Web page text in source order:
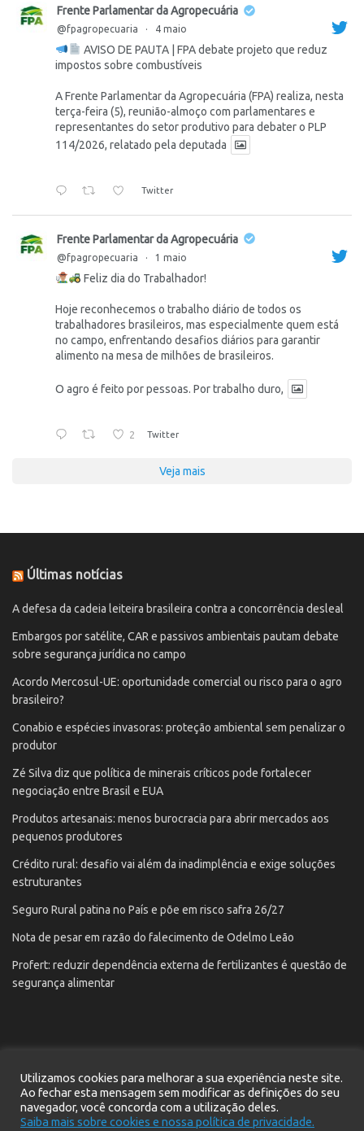
Frente Parlamentar da Agropecuária
@fpagropecuaria · 4 maio
AVISO DE PAUTA | FPA debate projeto que reduz
impostos sobre combustíveis
A Frente Parlamentar da Agropecuária (FPA) realiza, nesta
terça-feira (5), reunião-almoço com parlamentares e
representantes do setor produtivo para debater o PLP
114/2026, relatado pela deputada
Twitter
Frente Parlamentar da Agropecuária
@fpagropecuaria · 1 maio
Feliz dia do Trabalhador!
Hoje reconhecemos o trabalho diário de todos os
trabalhadores brasileiros, mas especialmente quem está
no campo, enfrentando desafios diários para garantir
alimento na mesa de milhões de brasileiros.
O agro é feito por pessoas. Por trabalho duro,
2 Twitter
Veja mais
Últimas notícias
A defesa da cadeia leiteira brasileira contra a concorrência desleal
Embargos por satélite, CAR e passivos ambientais pautam debate
sobre segurança jurídica no campo
Acordo Mercosul-UE: oportunidade comercial ou risco para o agro
brasileiro?
Conabio e espécies invasoras: proteção ambiental sem penalizar o
produtor
Zé Silva diz que política de minerais críticos pode fortalecer
negociação entre Brasil e EUA
Produtos artesanais: menos burocracia para abrir mercados aos
pequenos produtores
Crédito rural: desafio vai além da inadimplência e exige soluções
estruturantes
Seguro Rural patina no País e põe em risco safra 26/27
Nota de pesar em razão do falecimento de Odelmo Leão
Profert: reduzir dependência externa de fertilizantes é questão de
segurança alimentar
Início Notícias Contato
Cadastre seu e-mail
Política de privacidade
Utilizamos cookies para melhorar a sua experiência neste site.
Ao fechar esta mensagem sem modificar as definições do seu
navegador, você concorda com a utilização deles.
Saiba mais sobre cookies e nossa política de privacidade.